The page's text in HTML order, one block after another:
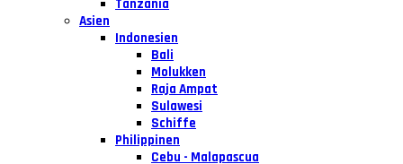
Tanzania
Asien
Indonesien
Bali
Molukken
Raja Ampat
Sulawesi
Schiffe
Philippinen
Cebu - Malapascua